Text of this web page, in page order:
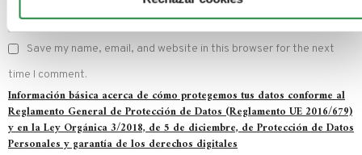
Save my name, email, and website in this browser for the next
time I comment.
Información básica acerca de cómo protegemos tus datos conforme al
Reglamento General de Protección de Datos (Reglamento UE 2016/679)
y en la Ley Orgánica 3/2018, de 5 de diciembre, de Protección de Datos
Personales y garantía de los derechos digitales